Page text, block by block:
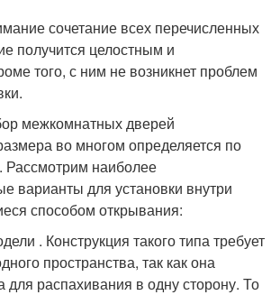
сочетание всех перечисленных
получится целостным и
того, с ним не возникнет проблем
межкомнатных дверей
во многом определяется по
Рассмотрим наиболее
варианты для установки внутри
способом открывания:
. Конструкция такого типа требует
пространства, так как она
для распахивания в одну сторону. То